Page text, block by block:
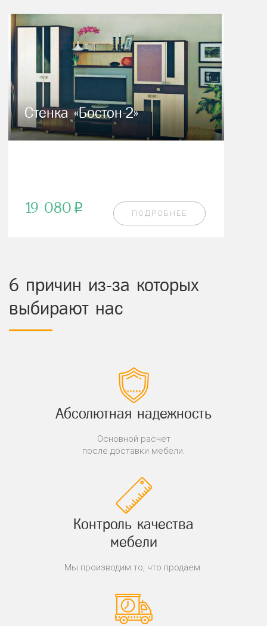
Стенка «Бостон-2»
19 080 p
ПОДРОБНЕЕ
6 причин из-за которых
выбирают нас
Абсолютная надежность
Основной расчет
после доставки мебели.
Контроль качества
мебели
Мы производим то, что продаем.